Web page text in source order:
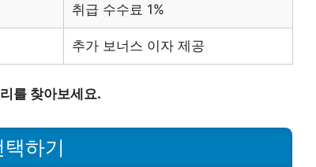
취급 수수료 1%
추가 보너스 이자 제공
를 찾아보세요.
하기